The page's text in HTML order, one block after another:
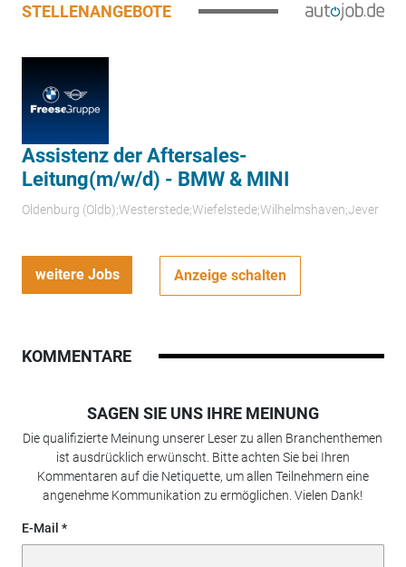
STELLENANGEBOTE
Assistenz der Aftersales-
Leitung(m/w/d) - BMW & MINI
Oldenburg (Oldb);Westerstede;Wiefelstede;Wilhelmshaven;Jever
weitere Jobs Anzeige schalten
KOMMENTARE
SAGEN SIE UNS IHRE MEINUNG
Die qualifizierte Meinung unserer Leser zu allen Branchenthemen
ist ausdrücklich erwünscht. Bitte achten Sie bei Ihren
Kommentaren auf die Netiquette, um allen Teilnehmern eine
angenehme Kommunikation zu ermöglichen. Vielen Dank!
E-Mail